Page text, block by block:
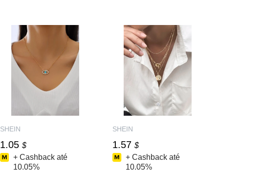
SHEIN
1.05 $
+ Cashback até
10.05%
SHEIN
1.57 $
+ Cashback até
10.05%